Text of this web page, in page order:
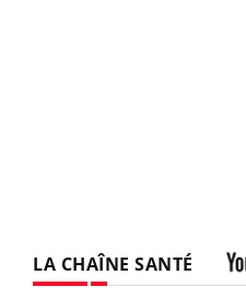
LA CHAÎNE SANTÉ